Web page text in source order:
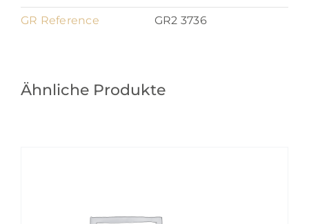
GR Reference
GR2 3736
Ähnliche Produkte